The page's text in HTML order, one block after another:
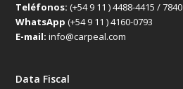
Teléfonos:(+54 9 11 ) 4488-4415 / 7840
WhatsApp(+54 9 11 ) 4160-0793
E-mail: info@carpeal.com
Data Fiscal